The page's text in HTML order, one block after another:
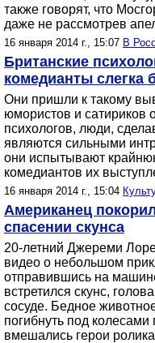
также говорят, что
даже не рассмотрев
16 января 2014 г., 15:07 В
Британские
комедианты слегка
Они пришли к такому
юмористов и
психологов, люди,
являются сильными
они испытывают
комедиантов их
16 января 2014 г., 15:04
Американец
спасении скунса
20-летний Джереми
видео о небольшом
отправившись на
встретился скунс,
сосуде. Бедное
погибнуть под
вмешались герои